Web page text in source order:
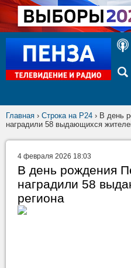
Главная › Строка на Р24 › В день
наградили 58 выдающихся
4 февраля 2026 18:03
В день рождения
наградили 58
региона